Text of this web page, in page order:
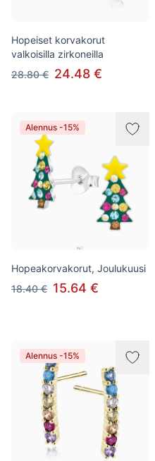
Hopeiset korvakorut
valkoisilla zirkoneilla
28.80 € 24.48 €
Alennus -15%
Hopeakorvakorut, Joulukuusi
18.40 € 15.64 €
Alennus -15%